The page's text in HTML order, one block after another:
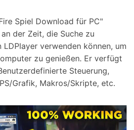
Spiel Download für PC"
der Zeit, die Suche zu
LDPlayer verwenden können, um
zu genießen. Er verfügt
Steuerung,
Grafik, Makros/Skripte, etc.